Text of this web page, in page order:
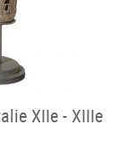
XIIe - XIIIe